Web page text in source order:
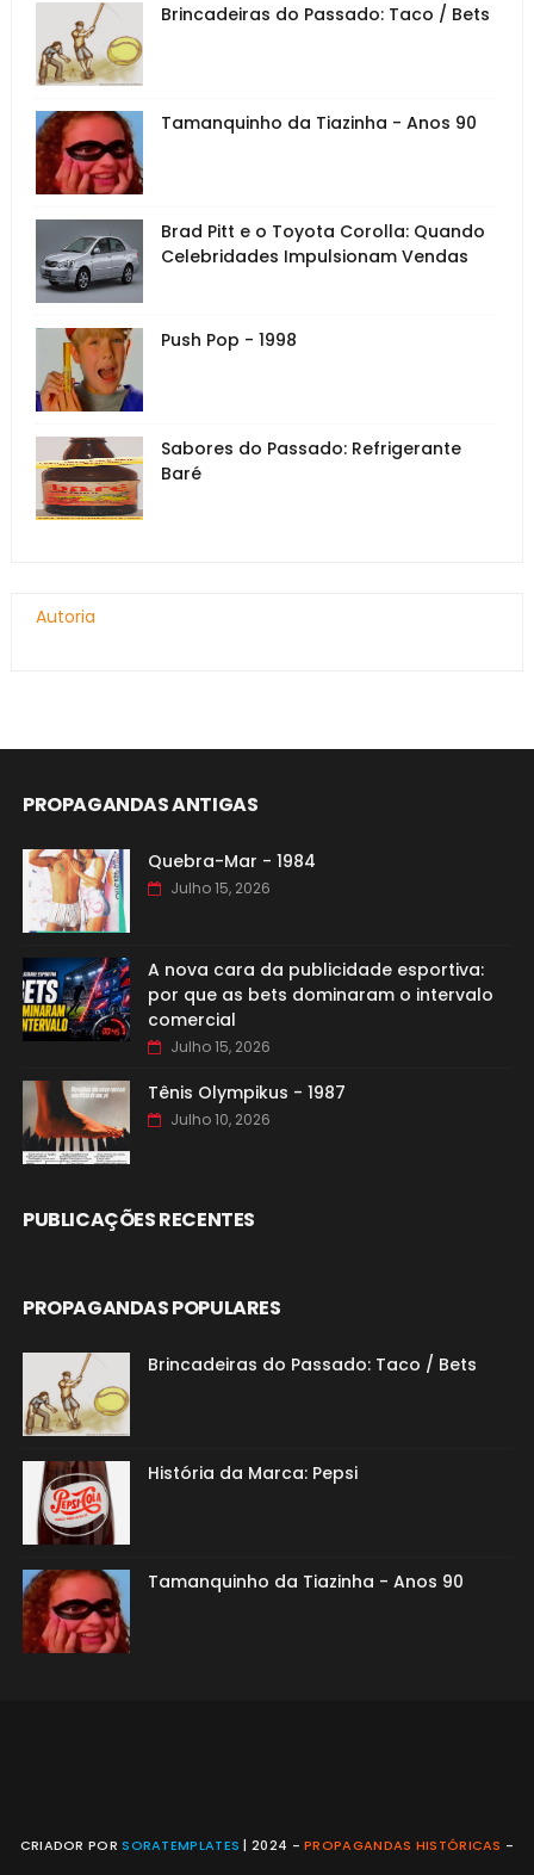
Brincadeiras do Passado: Taco / Bets
Tamanquinho da Tiazinha - Anos 90
Brad Pitt e o Toyota Corolla: Quando
Celebridades Impulsionam Vendas
Push Pop - 1998
Sabores do Passado: Refrigerante
Baré
Autoria
PROPAGANDAS ANTIGAS
Quebra-Mar - 1984
Julho 15, 2026
A nova cara da publicidade esportiva:
por que as bets dominaram o intervalo
comercial
Julho 15, 2026
Tênis Olympikus - 1987
Julho 10, 2026
PUBLICAÇÕES RECENTES
PROPAGANDAS POPULARES
Brincadeiras do Passado: Taco / Bets
História da Marca: Pepsi
Tamanquinho da Tiazinha - Anos 90
CRIADOR PORSORATEMPLATES | 2024 -PROPAGANDAS HISTÓRICAS -